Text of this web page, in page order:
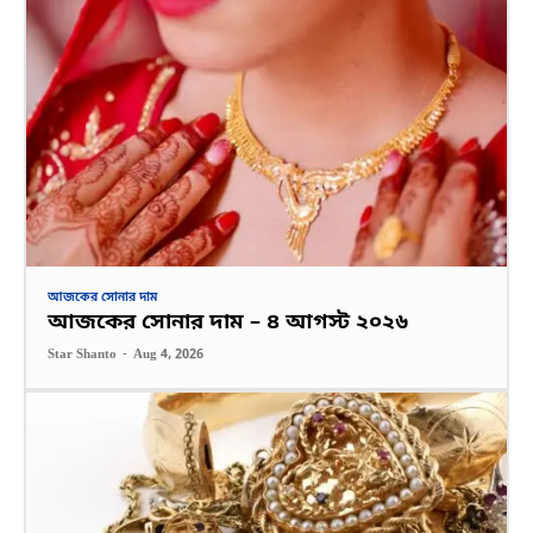
আজকের সোনার দাম
আজকের সোনার দাম – ৪ আগস্ট ২০২৬
Star Shanto - Aug 4, 2026